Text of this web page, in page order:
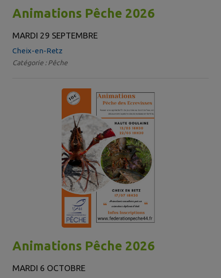
Animations Pêche 2026
MARDI 29 SEPTEMBRE
Cheix-en-Retz
Catégorie : Pêche
Animations Pêche 2026
MARDI 6 OCTOBRE